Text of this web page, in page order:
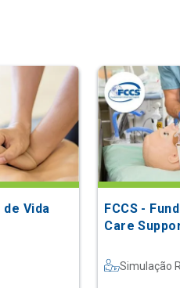
Vida
FCCS -
Care
Simulação